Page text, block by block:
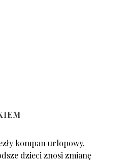
kompan urlopowy.
dzieci znosi zmianę